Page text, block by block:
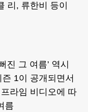
리, 류한비 등이
진 그 여름’ 역시
1이 공개되면서
라임 비디오에 따
름